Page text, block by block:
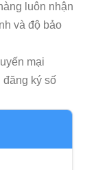
luôn nhận
và độ bảo
mại
đăng ký số